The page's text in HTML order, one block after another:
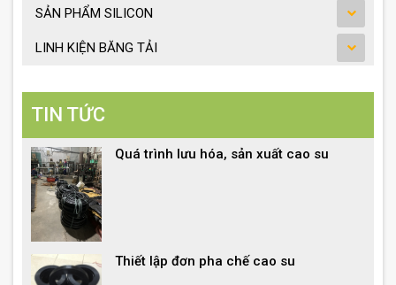
SẢN PHẨM SILICON
LINH KIỆN BĂNG TẢI
TIN TỨC
Quá trình lưu hóa, sản xuất cao su
Thiết lập đơn pha chế cao su